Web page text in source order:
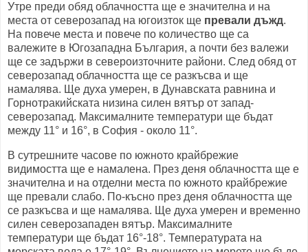
Утре преди обяд облачността ще е значителна и на
места от северозапад на югоизток ще превали дъжд.
На повече места и повече по количество ще са
валежите в Югозападна България, а почти без валежи
ще се задържи в североизточните райони. След обяд от
северозапад облачността ще се разкъсва и ще
намалява. Ще духа умерен, в Дунавската равнина и
Горнотракийската низина силен вятър от запад-
северозапад. Максималните температури ще бъдат
между 11° и 16°, в София - около 11°.
В сутрешните часове по южното крайбрежие
видимостта ще е намалена. През деня облачността ще е
значителна и на отделни места по южното крайбрежие
ще превали слабо. По-късно през деня облачността ще
се разкъсва и ще намалява. Ще духа умерен и временно
силен северозападен вятър. Максималните
температури ще бъдат 16°-18°. Температурата на